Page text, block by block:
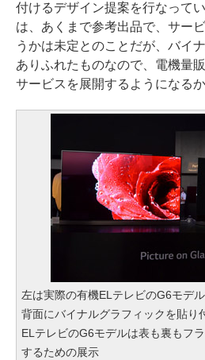
付けるデザイン提案を行なって
は、あくまで参考出品で、サー
うかは未定とのことだが、バイ
ありふれたものなので、電機量
サービスを展開するようになるか
左は実際の有機ELテレビのG6モデ
背面にバイナルグラフィックを貼り
ELテレビのG6モデルは表も裏もフ
するための展示